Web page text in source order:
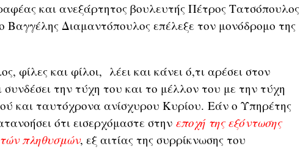
και ανεξάρτητος βουλευτής Πέτρος Τατσόπουλος
Βαγγέλης Διαμαντόπουλος επέλεξε τον μονόδρομο της
και φίλοι, λέει και κάνει ό,τι αρέσει στον
την τύχη του και το μέλλον του με την τύχη
και ταυτόχρονα ανίσχυρου Κυρίου. Εάν ο Υπηρέτης
ότι εισερχόμαστε στην εποχή της εξόντωσης
πληθυσμών, εξ αιτίας της συρρίκνωσης του